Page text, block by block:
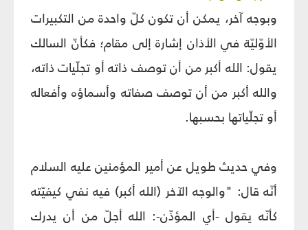
وبوجه آخر، يمكن أن تكون كلّ واحدة من التكبيرات
الأوّليّة في الأذان إشارة إلى مقام؛ فكأنّ السالك
يقول: الله أكبر من أن توصف ذاته أو تجلّيات ذاته،
والله أكبر من أن توصف صفاته وأسماؤه وأفعاله
أو تجلّياتها بحسبها.
وفي حديث طويل عن أمير المؤمنين عليه السلام
أنّه قال: "والوجه الآخر (الله أكبر) فيه نفي كيفيّته
كأنّه يقول -أي المؤذّن-: الله أجلّ من أن يدرك